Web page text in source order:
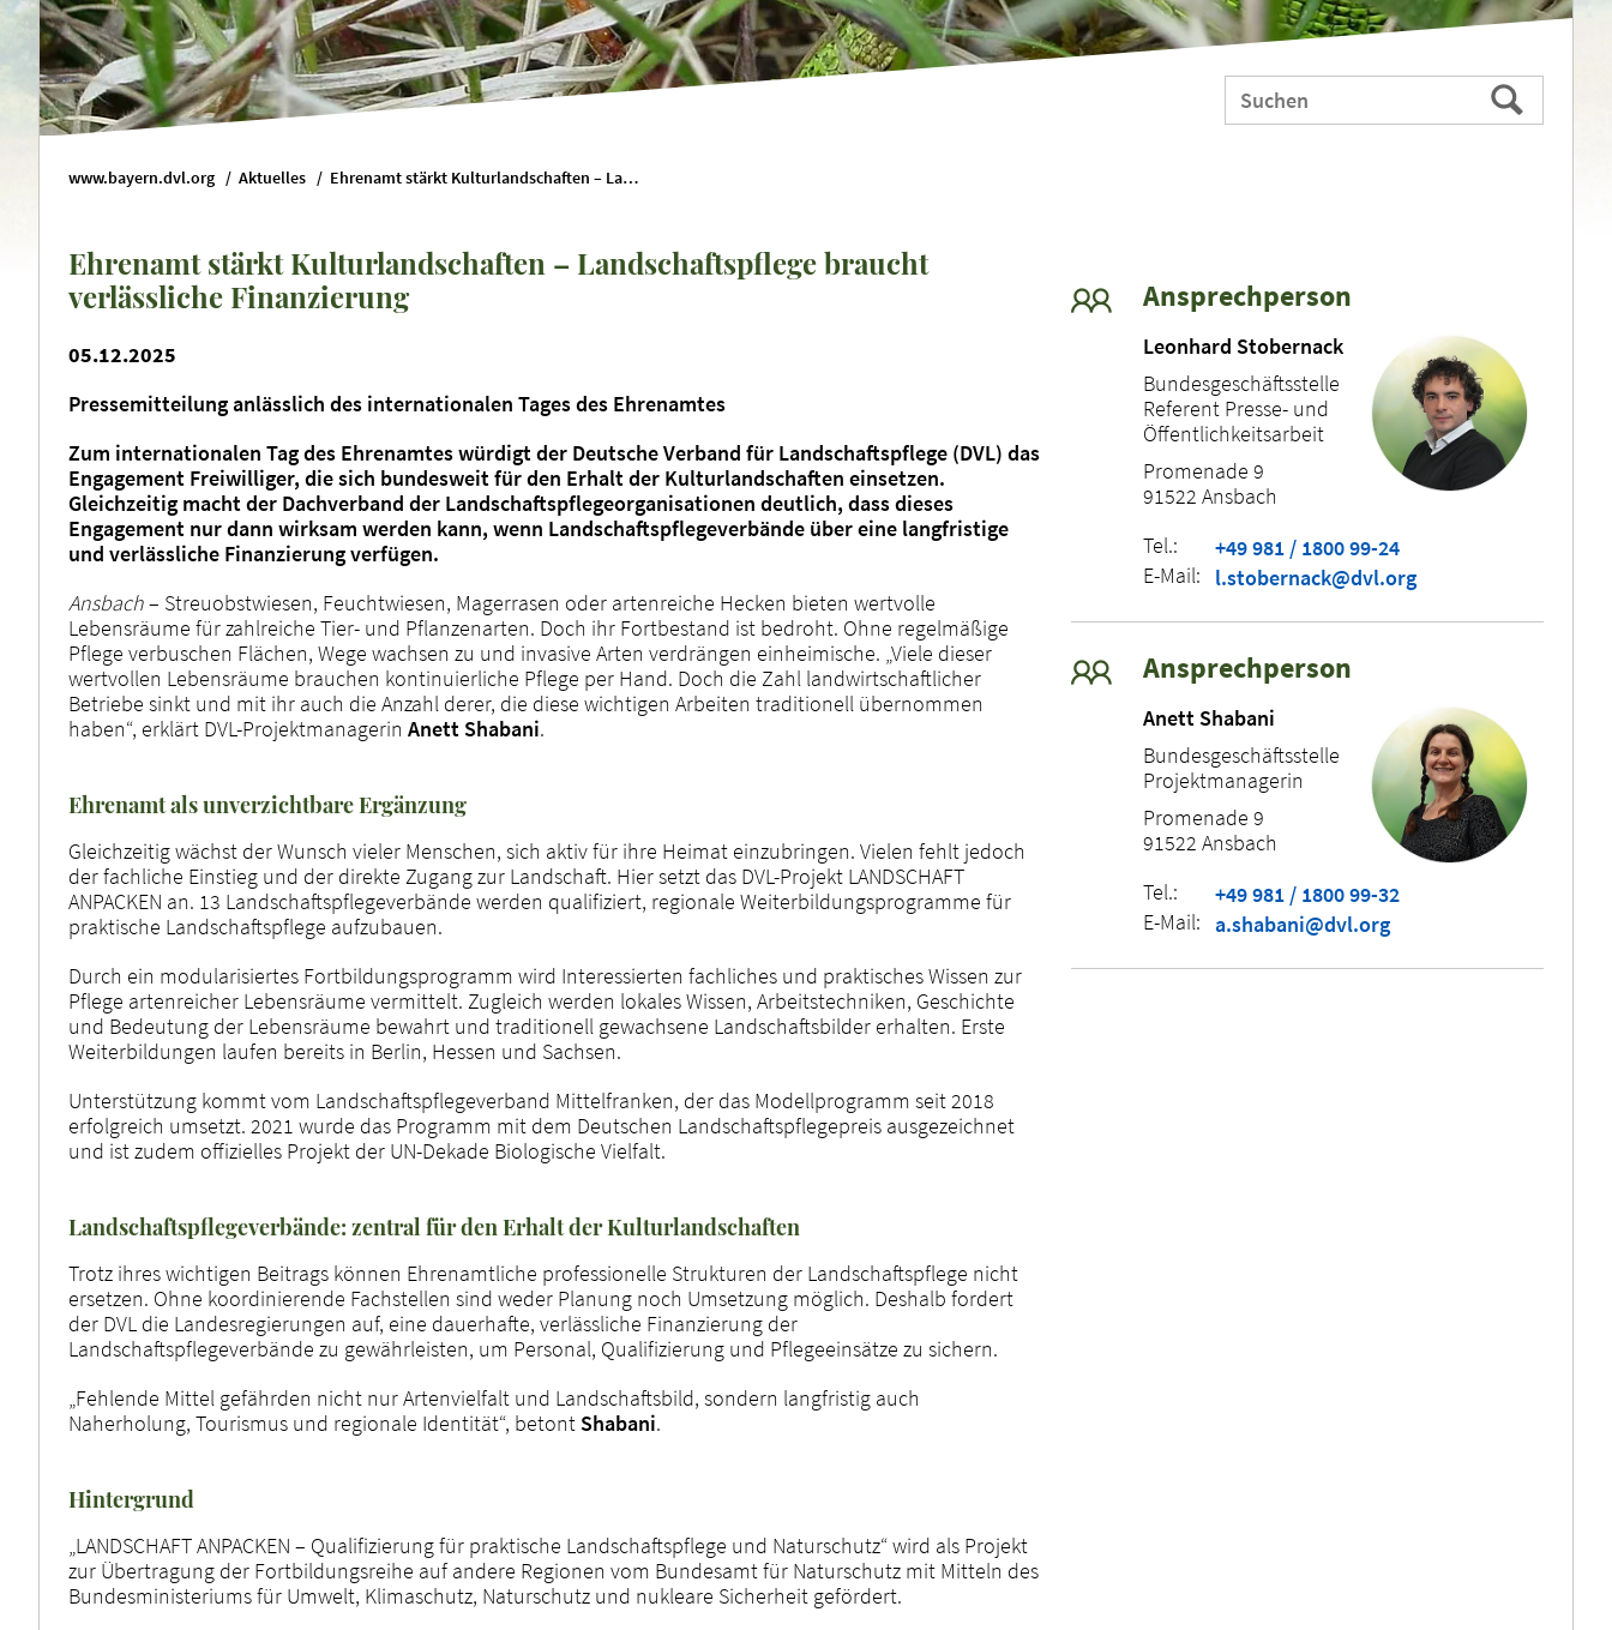
Webauftritt
durchsuchen
Suchen
www.bayern.dvl.org Aktuelles Ehrenamt stärkt Kulturlandschaften – Landschaftspflege braucht verlässliche Finanzierung
Ehrenamt stärkt Kulturlandschaften – Landschaftspflege braucht
verlässliche Finanzierung
05.12.2025
Pressemitteilung anlässlich des internationalen Tages des Ehrenamtes
Zum internationalen Tag des Ehrenamtes würdigt der Deutsche Verband für Landschaftspflege (DVL) das
Engagement Freiwilliger, die sich bundesweit für den Erhalt der Kulturlandschaften einsetzen.
Gleichzeitig macht der Dachverband der Landschaftspflegeorganisationen deutlich, dass dieses
Engagement nur dann wirksam werden kann, wenn Landschaftspflegeverbände über eine langfristige
und verlässliche Finanzierung verfügen.
Ansbach– Streuobstwiesen, Feuchtwiesen, Magerrasen oder artenreiche Hecken bieten wertvolle
Lebensräume für zahlreiche Tier- und Pflanzenarten. Doch ihr Fortbestand ist bedroht. Ohne regelmäßige
Pflege verbuschen Flächen, Wege wachsen zu und invasive Arten verdrängen einheimische. „Viele dieser
wertvollen Lebensräume brauchen kontinuierliche Pflege per Hand. Doch die Zahl landwirtschaftlicher
Betriebe sinkt und mit ihr auch die Anzahl derer, die diese wichtigen Arbeiten traditionell übernommen
haben“, erklärt DVL-Projektmanagerin Anett Shabani.
Ehrenamt als unverzichtbare Ergänzung
Gleichzeitig wächst der Wunsch vieler Menschen, sich aktiv für ihre Heimat einzubringen. Vielen fehlt jedoch
der fachliche Einstieg und der direkte Zugang zur Landschaft. Hier setzt das DVL-Projekt LANDSCHAFT
ANPACKEN an. 13 Landschaftspflegeverbände werden qualifiziert, regionale Weiterbildungsprogramme für
praktische Landschaftspflege aufzubauen.
Durch ein modularisiertes Fortbildungsprogramm wird Interessierten fachliches und praktisches Wissen zur
Pflege artenreicher Lebensräume vermittelt. Zugleich werden lokales Wissen, Arbeitstechniken, Geschichte
und Bedeutung der Lebensräume bewahrt und traditionell gewachsene Landschaftsbilder erhalten. Erste
Weiterbildungen laufen bereits in Berlin, Hessen und Sachsen.
Unterstützung kommt vom Landschaftspflegeverband Mittelfranken, der das Modellprogramm seit 2018
erfolgreich umsetzt. 2021 wurde das Programm mit dem Deutschen Landschaftspflegepreis ausgezeichnet
und ist zudem offizielles Projekt der UN-Dekade Biologische Vielfalt.
Landschaftspflegeverbände: zentral für den Erhalt der Kulturlandschaften
Trotz ihres wichtigen Beitrags können Ehrenamtliche professionelle Strukturen der Landschaftspflege nicht
ersetzen. Ohne koordinierende Fachstellen sind weder Planung noch Umsetzung möglich. Deshalb fordert
der DVL die Landesregierungen auf, eine dauerhafte, verlässliche Finanzierung der
Landschaftspflegeverbände zu gewährleisten, um Personal, Qualifizierung und Pflegeeinsätze zu sichern.
„Fehlende Mittel gefährden nicht nur Artenvielfalt und Landschaftsbild, sondern langfristig auch
Naherholung, Tourismus und regionale Identität“, betont Shabani.
Hintergrund
„LANDSCHAFT ANPACKEN – Qualifizierung für praktische Landschaftspflege und Naturschutz“ wird als Projekt
zur Übertragung der Fortbildungsreihe auf andere Regionen vom Bundesamt für Naturschutz mit Mitteln des
Bundesministeriums für Umwelt, Klimaschutz, Naturschutz und nukleare Sicherheit gefördert.
Ansprechperson
Leonhard Stobernack
Bundesgeschäftsstelle
Referent Presse- und
Öffentlichkeitsarbeit
Promenade 9
91522 Ansbach
Tel.:
+49 981 / 1800 99-24
E-Mail:
l.stobernack@dvl.org
Ansprechperson
Anett Shabani
Bundesgeschäftsstelle
Projektmanagerin
Promenade 9
91522 Ansbach
Tel.:
+49 981 / 1800 99-32
E-Mail: a.shabani@dvl.org